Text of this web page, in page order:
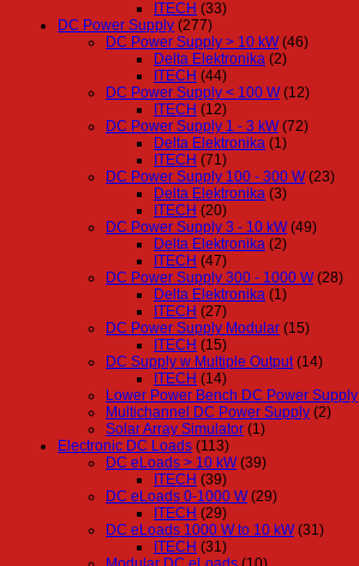
ITECH (33)
DC Power Supply (277)
DC Power Supply > 10 kW (46)
Delta Elektronika (2)
ITECH (44)
DC Power Supply < 100 W (12)
ITECH (12)
DC Power Supply 1 - 3 kW (72)
Delta Elektronika (1)
ITECH (71)
DC Power Supply 100 - 300 W (23)
Delta Elektronika (3)
ITECH (20)
DC Power Supply 3 - 10 kW (49)
Delta Elektronika (2)
ITECH (47)
DC Power Supply 300 - 1000 W (28)
Delta Elektronika (1)
ITECH (27)
DC Power Supply Modular (15)
ITECH (15)
DC Supply w Multiple Output (14)
ITECH (14)
Lower Power Bench DC Power Supply
Multichannel DC Power Supply (2)
Solar Array Simulator (1)
Electronic DC Loads (113)
DC eLoads > 10 kW (39)
ITECH (39)
DC eLoads 0-1000 W (29)
ITECH (29)
DC eLoads 1000 W to 10 kW (31)
ITECH (31)